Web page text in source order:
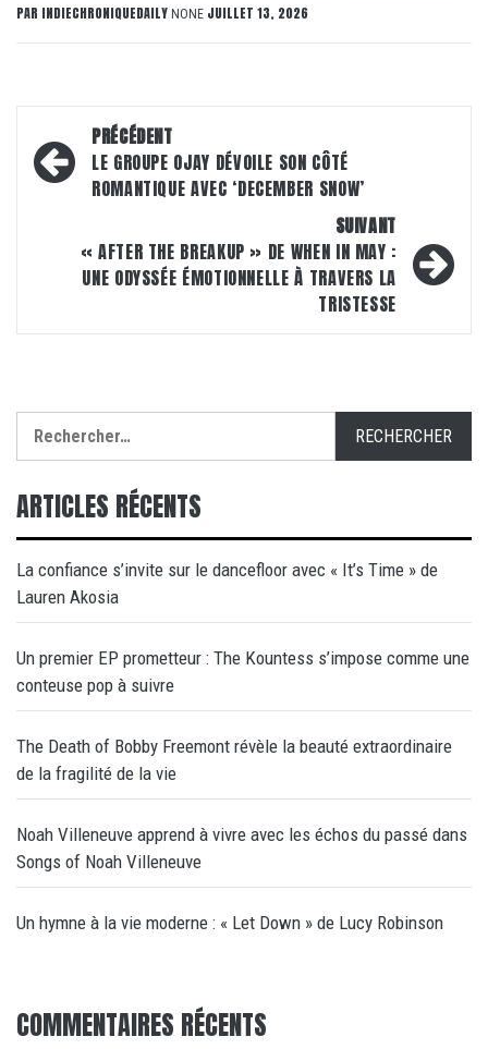
PAR INDIECHRONIQUEDAILY NONE JUILLET 13, 2026
Navigation
d’article
PRÉCÉDENT
LE GROUPE OJAY DÉVOILE SON CÔTÉ
ROMANTIQUE AVEC ‘DECEMBER SNOW’
SUIVANT
« AFTER THE BREAKUP » DE WHEN IN MAY :
UNE ODYSSÉE ÉMOTIONNELLE À TRAVERS LA
TRISTESSE
ARTICLES RÉCENTS
La confiance s’invite sur le dancefloor avec « It’s Time » de
Lauren Akosia
Un premier EP prometteur : The Kountess s’impose comme une
conteuse pop à suivre
The Death of Bobby Freemont révèle la beauté extraordinaire
de la fragilité de la vie
Noah Villeneuve apprend à vivre avec les échos du passé dans
Songs of Noah Villeneuve
Un hymne à la vie moderne : « Let Down » de Lucy Robinson
COMMENTAIRES RÉCENTS